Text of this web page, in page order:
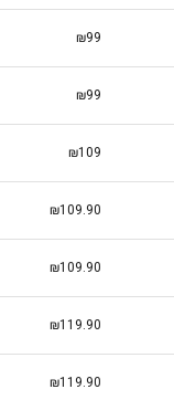
₪99
₪99
₪109
₪109.90
₪109.90
₪119.90
₪119.90